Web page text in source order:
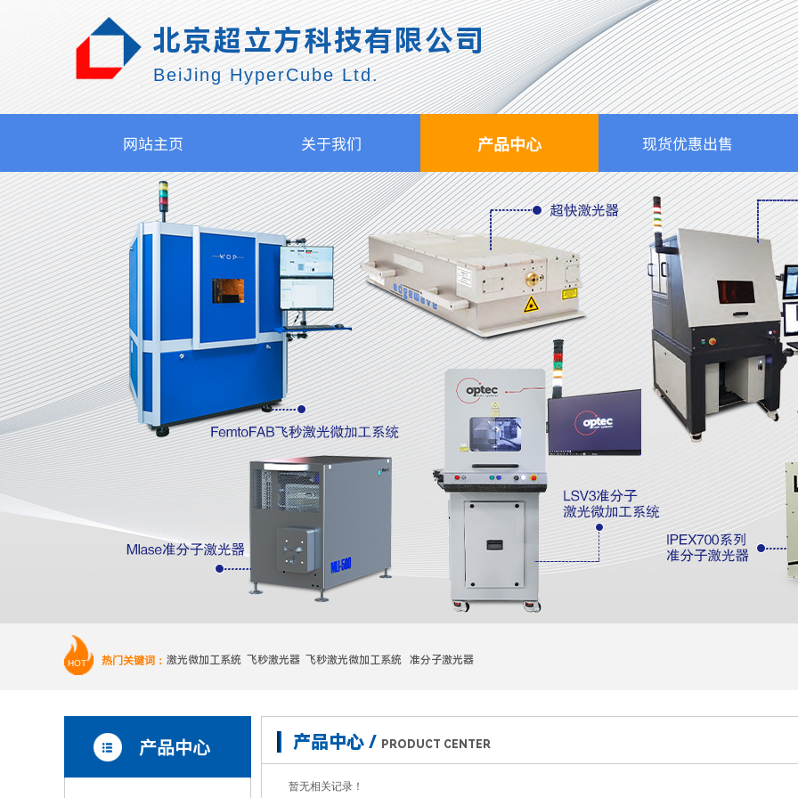
北京超立方科技有限公司
BeiJing HyperCube Ltd.
网站主页 关于我们 产品中心 现货优惠出售
激光微加工系统 飞秒激光器 飞秒激光微加工系统 准分子激光器
热门关键词：
HOT
产品中心 / PRODUCT CENTER
暂无相关记录！
产品中心